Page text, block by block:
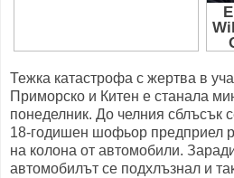
Тежка катастрофа с жертва в
Приморско и Китен е станалa
понеделник. До челния сблъсък
18-годишен шофьор предприел
на колона от автомобили.
автомобилът се подхлъзнал и